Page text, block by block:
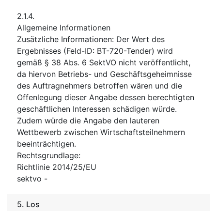
2.1.4.
Allgemeine Informationen
Zusätzliche Informationen: Der Wert des
Ergebnisses (Feld-ID: BT-720-Tender) wird
gemäß § 38 Abs. 6 SektVO nicht veröffentlicht,
da hiervon ​Betriebs- und Geschäftsgeheimnisse
des Auftragnehmers betroffen wären und die
Offenlegung dieser Angabe dessen ​berechtigten
geschäftlichen Interessen schädigen würde.
Zudem würde die Angabe den lauteren
Wettbewerb zwischen ​Wirtschaftsteilnehmern
beeinträchtigen.
Rechtsgrundlage:
Richtlinie 2014/25/EU
sektvo -
5. Los